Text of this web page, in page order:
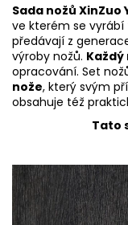
Sada nožů XinZuo
ve kterém se
předávají z
výroby nožů.
opracování. Set
nože, který svým
obsahuje též
Tato